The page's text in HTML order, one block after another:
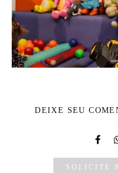
DEIXE SEU
SOLICITE